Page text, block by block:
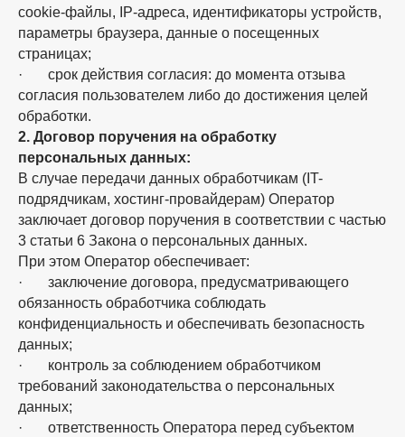
cookie-файлы, IP-адреса, идентификаторы устройств,
параметры браузера, данные о посещенных
страницах;
· срок действия согласия: до момента отзыва
согласия пользователем либо до достижения целей
обработки.
2. Договор поручения на обработку
персональных данных:
В случае передачи данных обработчикам (IT-
подрядчикам, хостинг-провайдерам) Оператор
заключает договор поручения в соответствии с частью
3 статьи 6 Закона о персональных данных.
При этом Оператор обеспечивает:
· заключение договора, предусматривающего
обязанность обработчика соблюдать
конфиденциальность и обеспечивать безопасность
данных;
· контроль за соблюдением обработчиком
требований законодательства о персональных
данных;
· ответственность Оператора перед субъектом